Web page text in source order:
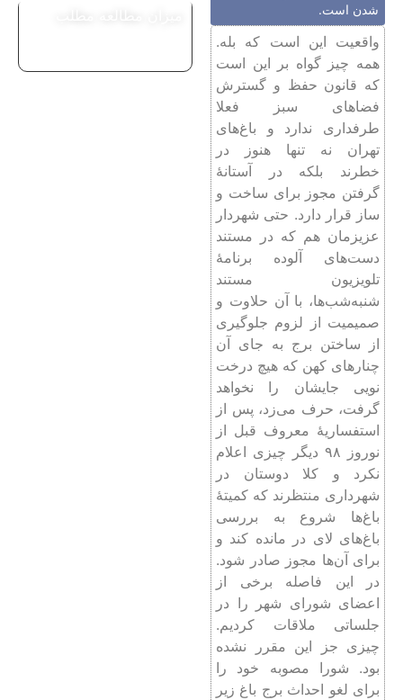
شدن است.
واقعیت این است که بله.
همه چیز گواه بر این است
که قانون حفظ و گسترش
فضاهای سبز فعلا
طرفداری ندارد و باغ‌های
تهران نه تنها هنوز در
خطرند بلکه در آستانۀ
گرفتن مجوز برای ساخت و
ساز قرار دارد. حتی شهردار
عزیزمان هم که در مستند
دست‌های آلوده برنامۀ
تلویزیون مستند
شنبه‌‌شب‌ها، با آن حلاوت و
صمیمیت از لزوم جلوگیری
از ساختن برج‌ به جای آن
چنارهای کهن که هیچ درخت
نویی جایشان را نخواهد
گرفت، حرف می‌زد، پس از
استفساریۀ معروف قبل از
نوروز ۹۸ دیگر چیزی اعلام
نکرد و کلا دوستان در
شهرداری منتظرند که کمیتۀ
باغ‌ها شروع به بررسی
باغ‌‌های لای در مانده کند و
برای آن‌ها مجوز صادر شود.
در این فاصله برخی از
اعضای شورای شهر را در
جلساتی ملاقات کردیم.
چیزی جز این مقرر نشده
بود. شورا مصوبه خود را
برای لغو احداث برج باغ زیر